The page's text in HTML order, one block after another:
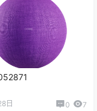
日 0 7